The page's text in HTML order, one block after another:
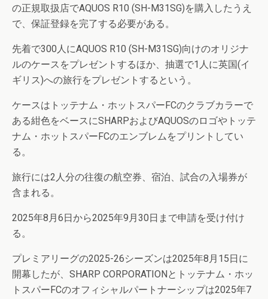
の正規取扱店でAQUOS R10 (SH-M31SG)を購入したうえ
で、保証登録を完了する必要がある。
先着で300人にAQUOS R10 (SH-M31SG)向けのオリジナ
ルのケースをプレゼントするほか、抽選で1人に英国(イ
ギリス)への旅行をプレゼントするという。
ケースはトッテナム・ホットスパーFCのクラブカラーで
ある紺色をベースにSHARPおよびAQUOSのロゴやトッテ
ナム・ホットスパーFCのエンブレムをプリントしてい
る。
旅行には2人分の往復の航空券、宿泊、試合の入場券が
含まれる。
2025年8月6日から2025年9月30日まで申請を受け付け
る。
プレミアリーグの2025-26シーズンは2025年8月15日に
開幕したが、SHARP CORPORATIONとトッテナム・ホッ
トスパーFCのオフィシャルパートナーシップは2025年7